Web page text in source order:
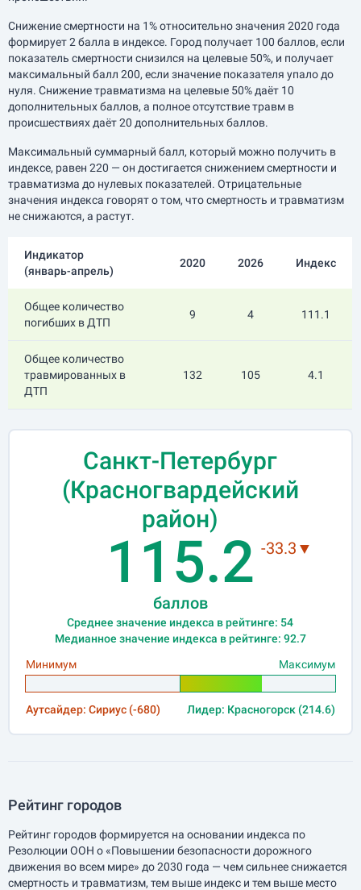
Снижение смертности на 1% относительно значения 2020 года
формирует 2 балла в индексе. Город получает 100 баллов, если
показатель смертности снизился на целевые 50%, и получает
максимальный балл 200, если значение показателя упало до
нуля. Снижение травматизма на целевые 50% даёт 10
дополнительных баллов, а полное отсутствие травм в
происшествиях даёт 20 дополнительных баллов.
Максимальный суммарный балл, который можно получить в
индексе, равен 220 — он достигается снижением смертности и
травматизма до нулевых показателей. Отрицательные
значения индекса говорят о том, что смертность и травматизм
не снижаются, а растут.
Индикатор
(январь-апрель)
2020 2026 Индекс
Общее количество
погибших в ДТП
9 4 111.1
Общее количество
травмированных в
ДТП
132 105 4.1
Санкт-Петербург
(Красногвардейский
район)
115.2
баллов
-33.3▼
Среднее значение индекса в рейтинге: 54
Медианное значение индекса в рейтинге: 92.7
Минимум
Максимум
Аутсайдер: Сириус (-680) Лидер: Красногорск (214.6)
Рейтинг городов
Рейтинг городов формируется на основании индекса по
Резолюции ООН о «Повышении безопасности дорожного
движения во всем мире» до 2030 года — чем сильнее снижается
смертность и травматизм, тем выше индекс и тем выше место